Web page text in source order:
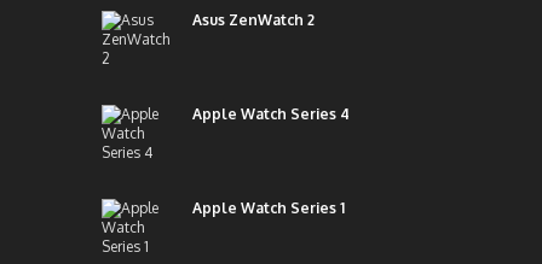
Asus ZenWatch 2
Apple Watch Series 4
Apple Watch Series 1